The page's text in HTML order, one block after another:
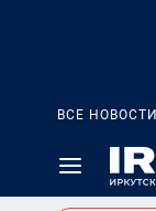
ВСЕ НОВОСТИ